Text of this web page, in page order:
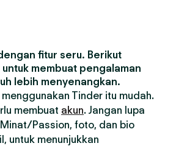
fitur seru. Berikut
membuat pengalaman
lebih menyenangkan.
Tinder itu mudah.
membuat akun. Jangan lupa
Passion, foto, dan bio
untuk menunjukkan